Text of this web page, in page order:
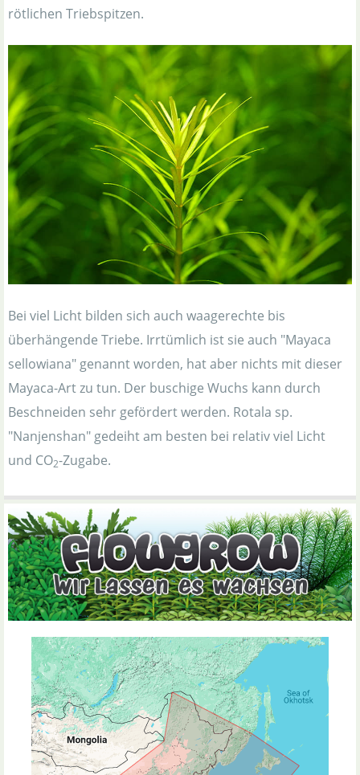
rötlichen Triebspitzen.
Bei viel Licht bilden sich auch waagerechte bis
überhängende Triebe. Irrtümlich ist sie auch "Mayaca
sellowiana" genannt worden, hat aber nichts mit dieser
Mayaca-Art zu tun. Der buschige Wuchs kann durch
Beschneiden sehr gefördert werden. Rotala sp.
"Nanjenshan" gedeiht am besten bei relativ viel Licht
und CO2-Zugabe.